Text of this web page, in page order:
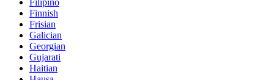
Filipino
Finnish
Frisian
Galician
Georgian
Gujarati
Haitian